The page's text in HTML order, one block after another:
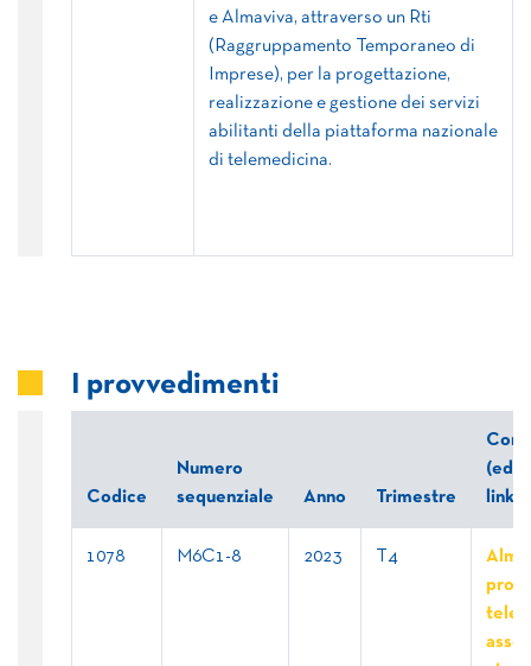
e Almaviva, attraverso un Rti
(Raggruppamento Temporaneo di
Imprese), per la progettazione,
realizzazione e gestione dei servizi
abilitanti della piattaforma nazionale
di telemedicina.
I provvedimenti
Codice
Numero
sequenziale
Anno Trimestre
(ed
link)
1078 M6C1-8 2023 T4